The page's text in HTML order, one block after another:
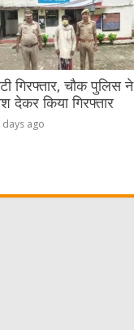
गिरफ्तार, चौक पुलिस ने
देकर किया गिरफ्तार
days ago